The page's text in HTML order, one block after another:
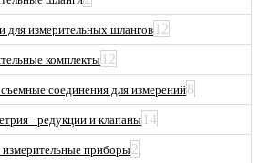
для измерительных шлангов 12
комплекты 12
соединения для измерений8
редукции и клапаны 14
измерительные приборы2